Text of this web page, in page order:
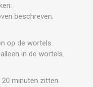
beschreven.
op de wortels.
in de wortels.
minuten zitten.